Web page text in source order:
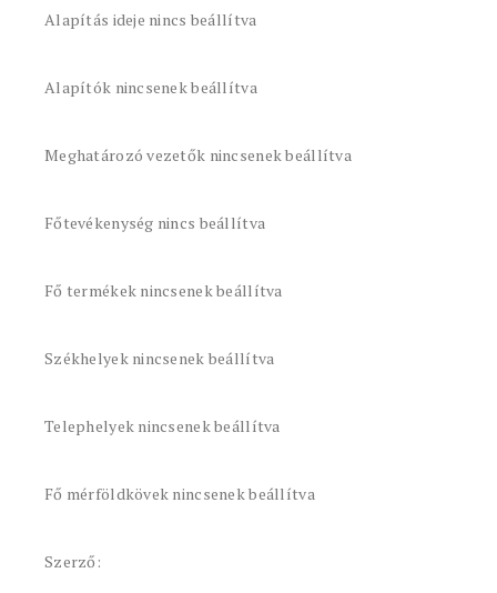
Alapítás ideje nincs beállítva
Alapítók nincsenek beállítva
Meghatározó vezetők nincsenek beállítva
Főtevékenység nincs beállítva
Fő termékek nincsenek beállítva
Székhelyek nincsenek beállítva
Telephelyek nincsenek beállítva
Fő mérföldkövek nincsenek beállítva
Szerző: